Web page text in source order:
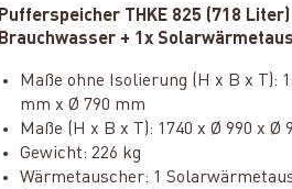
Pufferspeicher THKE 825 (718
Brauchwasser + 1x
Maße ohne Isolierung (H x B x T):
mm x Ø 790 mm
Maße (H x B x T): 1740 x Ø 990 x Ø
Gewicht: 226 kg
Wärmetauscher: 1